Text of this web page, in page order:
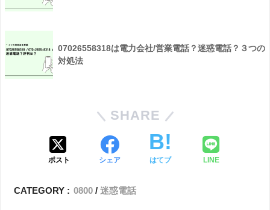
07026558318は電力会社/営業電話？迷惑電話？３つの
対処法
SHARE
ポスト シェア はてブ LINE
CATEGORY : 0800 迷惑電話